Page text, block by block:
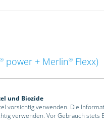
® power + Merlin® Flexx)
und Biozide
vorsichtig verwenden. Die
verwenden. Vor Gebrauch